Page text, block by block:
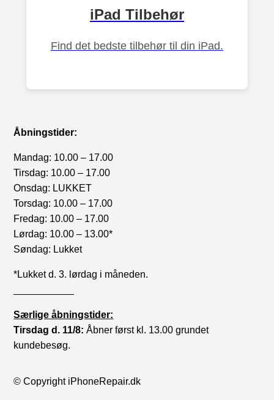
iPad Tilbehør
Find det bedste tilbehør til din iPad.
Åbningstider:
Mandag: 10.00 – 17.00
Tirsdag: 10.00 – 17.00
Onsdag: LUKKET
Torsdag: 10.00 – 17.00
Fredag: 10.00 – 17.00
Lørdag: 10.00 – 13.00*
Søndag: Lukket
*Lukket d. 3. lørdag i måneden.
Særlige åbningstider:
Tirsdag d. 11/8: Åbner først kl. 13.00 grundet
kundebesøg.
© Copyright iPhoneRepair.dk